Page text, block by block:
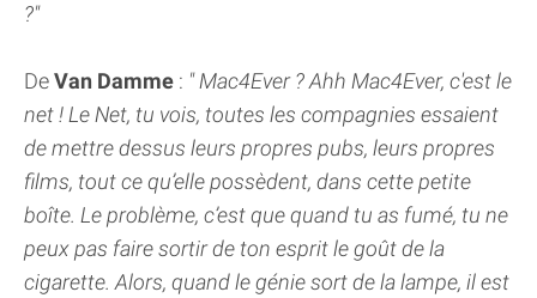
?"
DeVan Damme : " Mac4Ever ? Ahh Mac4Ever, c'est le
net ! Le Net, tu vois, toutes les compagnies essaient
de mettre dessus leurs propres pubs, leurs propres
films, tout ce qu’elle possèdent, dans cette petite
boîte. Le problème, c’est que quand tu as fumé, tu ne
peux pas faire sortir de ton esprit le goût de la
cigarette. Alors, quand le génie sort de la lampe, il est